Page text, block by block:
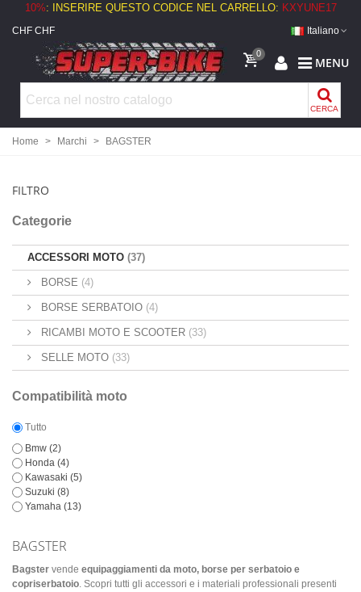
10%: INSERIRE QUESTO CODICE NEL CARRELLO: KXYUNE17
CHF CHF Italiano
0
MENU
CERCA
Home > Marchi > BAGSTER
FILTRO
Categorie
ACCESSORI MOTO (37)
BORSE (4)
BORSE SERBATOIO (4)
RICAMBI MOTO E SCOOTER (33)
SELLE MOTO (33)
Compatibilità moto
Tutto
Bmw (2)
Honda (4)
Kawasaki (5)
Suzuki (8)
Yamaha (13)
BAGSTER
Bagster vende equipaggiamenti da moto, borse per serbatoio e
copriserbatoio. Scopri tutti gli accessori e i materiali professionali presenti